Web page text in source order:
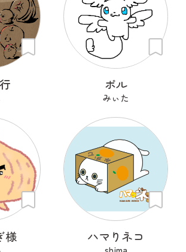
ポル
みぃた
様 ハマりネコ